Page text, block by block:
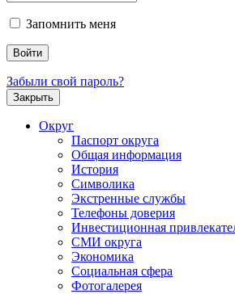
Запомнить меня
Забыли свой пароль?
Закрыть
Округ
Паспорт округа
Общая информация
История
Символика
Экстренные службы
Телефоны доверия
Инвестиционная
СМИ округа
Экономика
Социальная сфера
Фотогалерея